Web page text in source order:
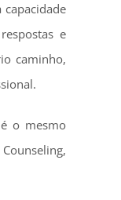
capacidade
e
caminho,
o mesmo